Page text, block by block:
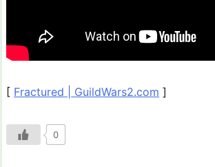
[ Fractured | GuildWars2.com ]
0